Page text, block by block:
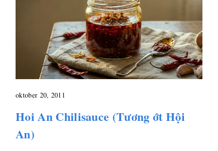
oktober 20, 2011
Hoi An Chilisauce (Tương ớt Hội
An)